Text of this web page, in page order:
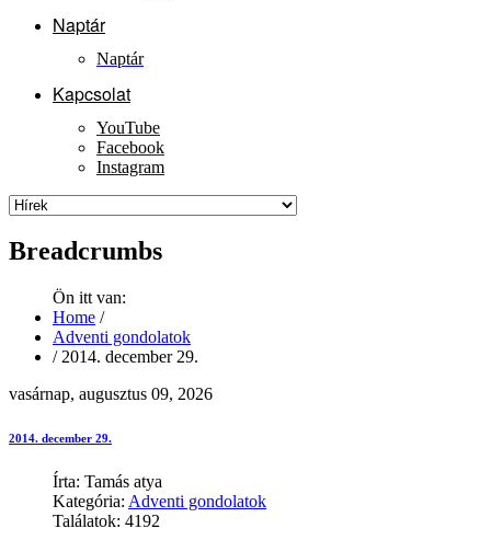
Naptár
Naptár
Kapcsolat
YouTube
Facebook
Instagram
Breadcrumbs
Ön itt van:
Home /
Adventi gondolatok
/ 2014. december 29.
vasárnap, augusztus 09, 2026
2014. december 29.
Írta: Tamás atya
Kategória: Adventi gondolatok
Találatok: 4192